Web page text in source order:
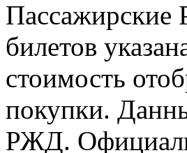
билетов
стоимость
покупки.
РЖД.